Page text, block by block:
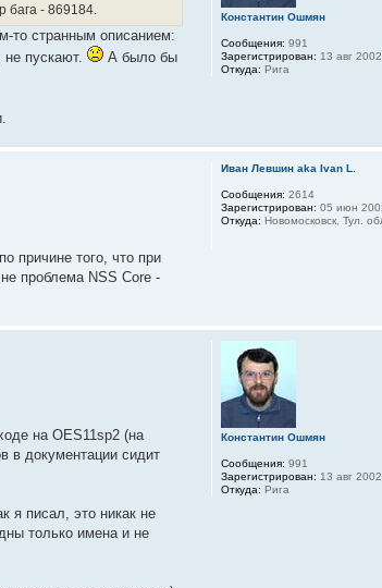
бага - 869184.
то странным описанием:
пускают.
А было бы
Константин Ошмян
Сообщения: 991
Зарегистрирован: 13 авг
Откуда: Рига
причине того, что при
проблема NSS Core -
Иван Левшин aka Ivan L.
Сообщения: 2614
Зарегистрирован: 05 июн
Откуда: Новомосковск, Тул.
на OES11sp2 (на
в документации сидит
я писал, это никак не
только имена и не
Константин Ошмян
Сообщения: 991
Зарегистрирован: 13 авг
Откуда: Рига